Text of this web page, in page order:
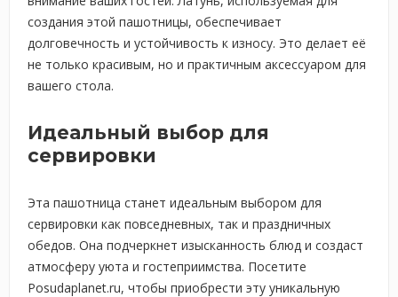
создания этой пашотницы, обеспечивает
долговечность и устойчивость к износу. Это делает её
не только красивым, но и практичным аксессуаром для
вашего стола.
Идеальный выбор для
сервировки
Эта пашотница станет идеальным выбором для
сервировки как повседневных, так и праздничных
обедов. Она подчеркнет изысканность блюд и создаст
атмосферу уюта и гостеприимства. Посетите
Posudaplanet.ru, чтобы приобрести эту уникальную